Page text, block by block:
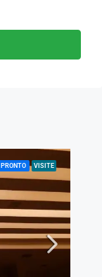
PRONTO VISITE